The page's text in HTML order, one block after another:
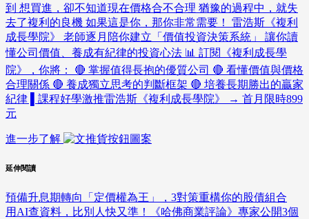
到 想買進，卻不知道現在價格合不合理 猶豫的過程中，就失
去了複利的良機 如果這是你，那你非常需要！ 雷浩斯《複利
成長學院》 老師逐月陪你建立「價值投資決策系統」 讓你讀
懂公司價值、養成有紀律的投資心法 📊 訂閱《複利成長學
院》，你將： 🔴 掌握值得長抱的優質公司 🔴 看懂價值與價格
合理關係 🔴 養成獨立思考的判斷框架 🔴 培養長期勝出的贏家
紀律 ▌課程好學激推雷浩斯《複利成長學院》 → 首月限時899
元
進一步了解
延伸閱讀
預備升息期轉向「定價權為王」，3對策重構你的股債組合
用AI查資料，比別人快又準！《哈佛商業評論》專家公開3個